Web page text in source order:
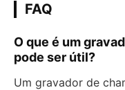
FAQ
O que é um
pode ser útil?
Um gravador de